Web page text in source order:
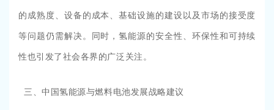
的成熟度、设备的成本、基础设施的建设以及市场的接受度
等问题仍需解决。同时，氢能源的安全性、环保性和可持续
性也引发了社会各界的广泛关注。
三、中国氢能源与燃料电池发展战略建议